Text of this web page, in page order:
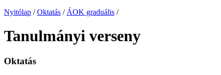
Nyitólap / Oktatás / ÁOK graduális /
Tanulmányi verseny
Oktatás